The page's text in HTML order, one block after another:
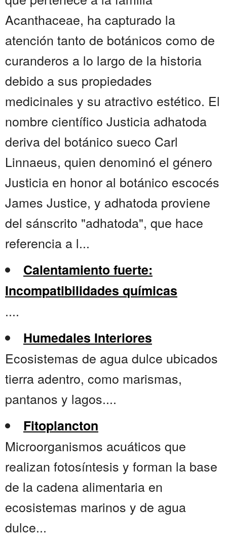
Acanthaceae, ha capturado la
atención tanto de botánicos como de
curanderos a lo largo de la historia
debido a sus propiedades
medicinales y su atractivo estético. El
nombre científico Justicia adhatoda
deriva del botánico sueco Carl
Linnaeus, quien denominó el género
Justicia en honor al botánico escocés
James Justice, y adhatoda proviene
del sánscrito "adhatoda", que hace
referencia a l...
Calentamiento fuerte:
Incompatibilidades químicas
....
Humedales Interiores
Ecosistemas de agua dulce ubicados
tierra adentro, como marismas,
pantanos y lagos....
Fitoplancton
Microorganismos acuáticos que
realizan fotosíntesis y forman la base
de la cadena alimentaria en
ecosistemas marinos y de agua
dulce...